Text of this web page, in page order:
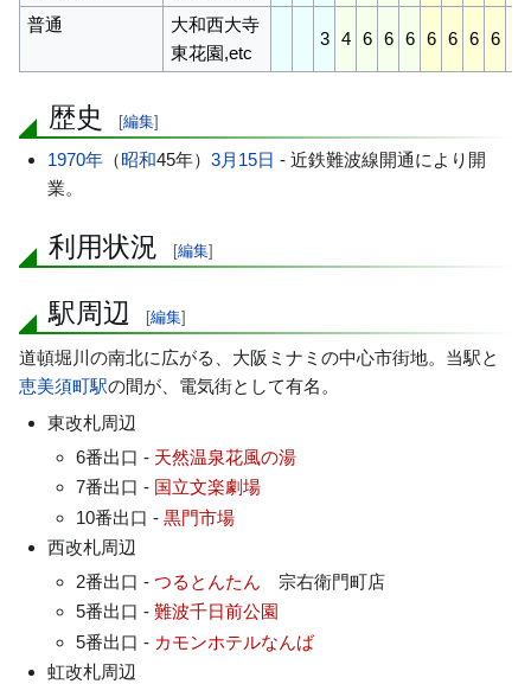
普通
大和西大寺
東花園,etc
3 4 6 6 6 6 6 6 6
歴史 [編集]
1970年 （昭和45年）3月15日 - 近鉄難波線開通により開
業。
利用状況 [編集]
駅周辺 [編集]
道頓堀川の南北に広がる、大阪ミナミの中心市街地。当駅と
恵美須町駅の間が、電気街として有名。
東改札周辺
6番出口 - 天然温泉花風の湯
7番出口 - 国立文楽劇場
10番出口 -黒門市場
西改札周辺
2番出口 -つるとんたん 宗右衛門町店
5番出口 -難波千日前公園
5番出口 - カモンホテルなんば
虹改札周辺